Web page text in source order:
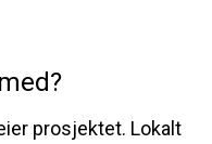
prosjektet. Lokalt